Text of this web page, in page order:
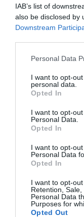
IAB’s list of
also be disclosed by
Downstream
Personal Data
I want to opt-
personal data.
Opted In
I want to opt-
Personal Data.
Opted In
I want to opt-
Personal Data
Opted In
I want to opt-
Retention,
Personal Data
Purposes for
Opted Out